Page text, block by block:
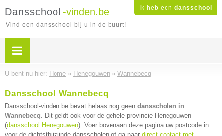
Ik heb een dansschool
Dansschool -vinden.be
Vind een dansschool bij u in de buurt!
U bent nu hier: Home » Henegouwen » Wannebecq
Dansschool Wannebecq
Dansschool-vinden.be bevat helaas nog geen dansscholen in
Wannebecq. Dit geldt ook voor de gehele provincie Henegouwen
(dansschool Henegouwen). Voer bovenaan deze pagina uw postcode in
voor de dichtstbijzijnde dansscholen of ga naar direct contact met